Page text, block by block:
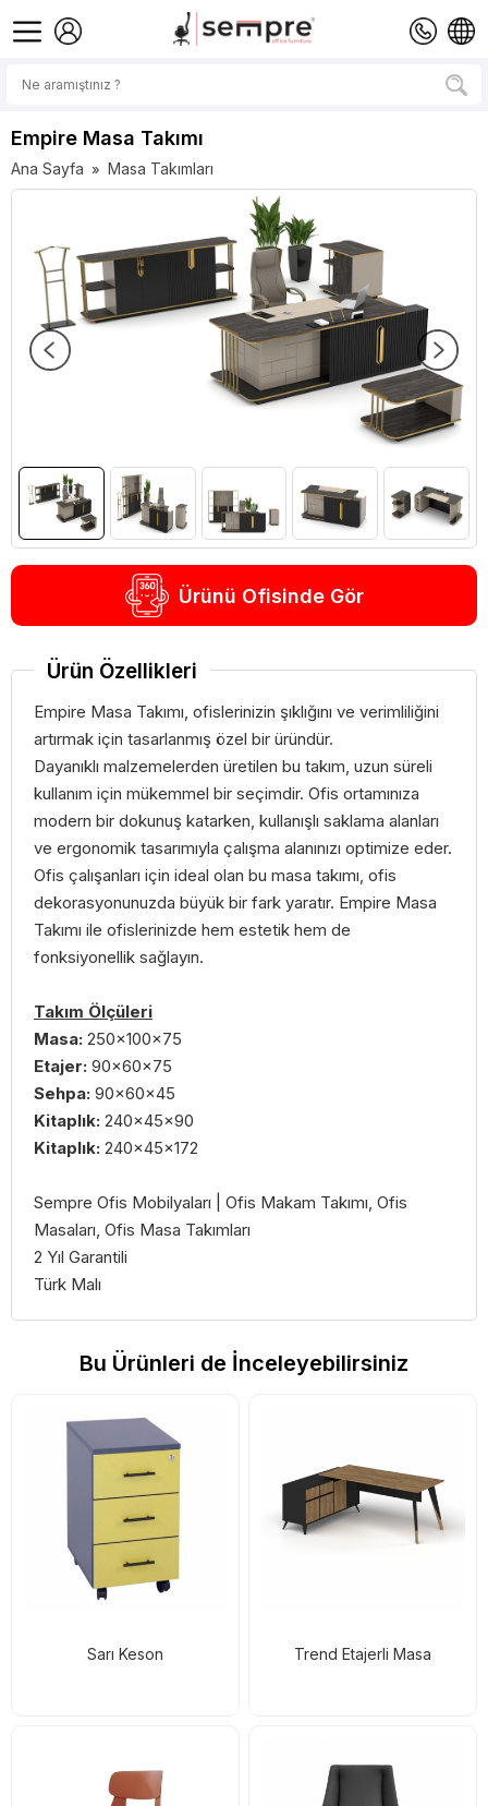
Empire Masa Takımı
Ana Sayfa » Masa Takımları
Ürünü Ofisinde Gör
Ürün Özellikleri
Empire Masa Takımı, ofislerinizin şıklığını ve verimliliğini
artırmak için tasarlanmış özel bir üründür.
Dayanıklı malzemelerden üretilen bu takım, uzun süreli
kullanım için mükemmel bir seçimdir. Ofis ortamınıza
modern bir dokunuş katarken, kullanışlı saklama alanları
ve ergonomik tasarımıyla çalışma alanınızı optimize eder.
Ofis çalışanları için ideal olan bu masa takımı, ofis
dekorasyonunuzda büyük bir fark yaratır. Empire Masa
Takımı ile ofislerinizde hem estetik hem de
fonksiyonellik sağlayın.
Takım Ölçüleri
Masa: 250x100x75
Etajer: 90x60x75
Sehpa: 90x60x45
Kitaplık: 240x45x90
Kitaplık: 240x45x172
Sempre Ofis Mobilyaları | Ofis Makam Takımı, Ofis
Masaları, Ofis Masa Takımları
2 Yıl Garantili
Türk Malı
Bu Ürünleri de İnceleyebilirsiniz
Sarı Keson Trend Etajerli Masa